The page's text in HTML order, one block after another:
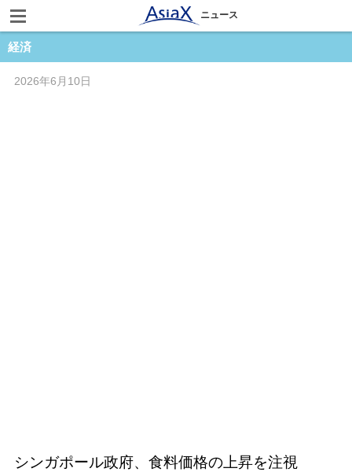
ニュース
経済
2026年6月10日
シンガポール政府、食料価格の上昇を注視